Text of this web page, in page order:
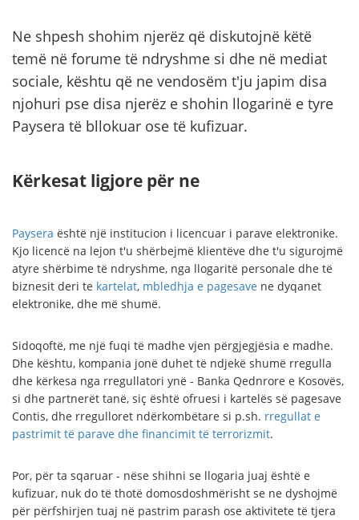
Ne shpesh shohim njerëz që diskutojnë këtë
temë në forume të ndryshme si dhe në mediat
sociale, kështu që ne vendosëm t'ju japim disa
njohuri pse disa njerëz e shohin llogarinë e tyre
Paysera të bllokuar ose të kufizuar.
Kërkesat ligjore për ne
Paysera është një institucion i licencuar i parave elektronike.
Kjo licencë na lejon t'u shërbejmë klientëve dhe t'u sigurojmë
atyre shërbime të ndryshme, nga llogaritë personale dhe të
biznesit deri te kartelat, mbledhja e pagesave ne dyqanet
elektronike, dhe më shumë.
Sidoqoftë, me një fuqi të madhe vjen përgjegjësia e madhe.
Dhe kështu, kompania jonë duhet të ndjekë shumë rregulla
dhe kërkesa nga rregullatori ynë - Banka Qednrore e Kosovës,
si dhe partnerët tanë, siç është ofruesi i kartelës së pagesave
Contis, dhe rregulloret ndërkombëtare si p.sh. rregullat e
pastrimit të parave dhe financimit të terrorizmit.
Por, për ta sqaruar - nëse shihni se llogaria juaj është e
kufizuar, nuk do të thotë domosdoshmërisht se ne dyshojmë
për përfshirjen tuaj në pastrim parash ose aktivitete të tjera